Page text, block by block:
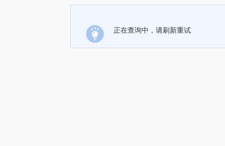
正在查询中，请刷新重试